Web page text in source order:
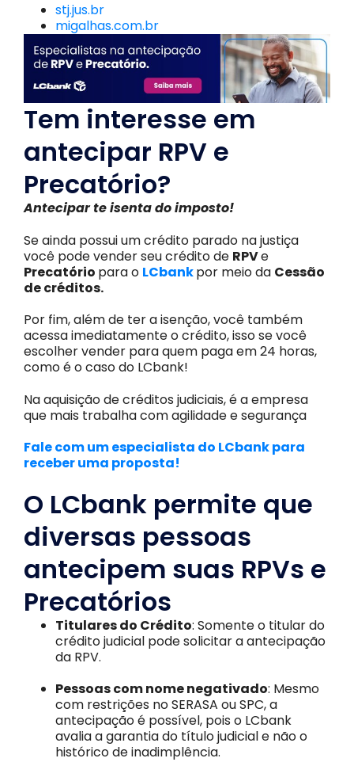
stj.jus.br
migalhas.com.br
Tem interesse em
antecipar RPV e
Precatório?
Antecipar te isenta do imposto!
Se ainda possui um crédito parado na justiça
você pode vender seu crédito de RPVe
Precatório para o LCbankpor meio da Cessão
de créditos.
Por fim, além de ter a isenção, você também
acessa imediatamente o crédito, isso se você
escolher vender para quem paga em 24 horas,
como é o caso do LCbank!
Na aquisição de créditos judiciais, é a empresa
que mais trabalha com agilidade e segurança
Fale com um especialista do LCbank para
receber uma proposta!
O LCbank permite que
diversas pessoas
antecipem suas RPVs e
Precatórios
Titulares do Crédito: Somente o titular do
crédito judicial pode solicitar a antecipação
da RPV.
Pessoas com nome negativado: Mesmo
com restrições no SERASA ou SPC, a
antecipação é possível, pois o LCbank
avalia a garantia do título judicial e não o
histórico de inadimplência.